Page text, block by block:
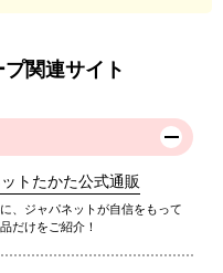
関連サイト
トたかた公式通販
、ジャパネットが自信をもって
だけをご紹介！